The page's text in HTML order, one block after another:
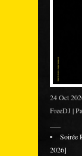
24 Oct
FreeDJ |
Soirée
2026]